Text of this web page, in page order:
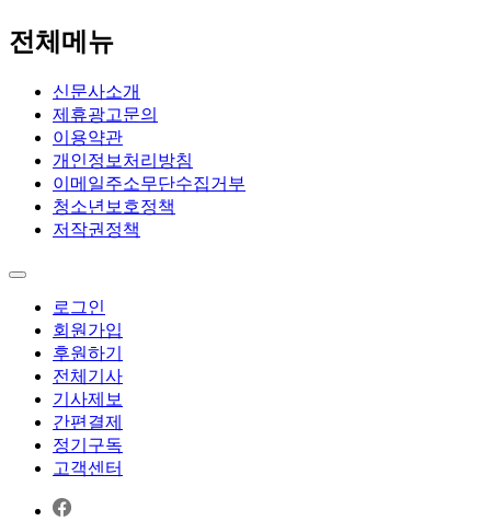
전체메뉴
신문사소개
제휴광고문의
이용약관
개인정보처리방침
이메일주소무단수집거부
청소년보호정책
저작권정책
로그인
회원가입
후원하기
전체기사
기사제보
간편결제
정기구독
고객센터